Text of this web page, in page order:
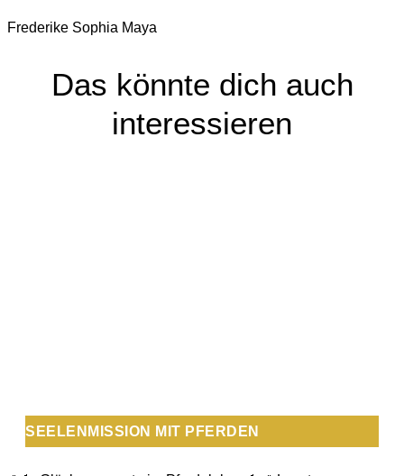
Frederike Sophia Maya
Das könnte dich auch
interessieren
SEELENMISSION MIT PFERDEN